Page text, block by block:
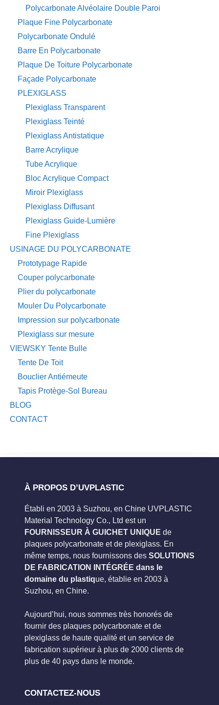
Polycarbonate Alvéolaire Double Paroi
Plaque Fine Polycarbonate
Polycarbonate Ondulé
Barre En Polycarbonate
Plaque De Toiture Polycarbonate
Façade Polycarbonate
PLEXIGLASS
Plexiglass Transparent
Plexiglass Teinté
Plexiglass Antistatique
Barre Acrylique
Tube Acrylique
Bloc Acrylique Compact
Miroir Plexiglass
Plexiglass Diffusant
Plexiglass Guide-Lumière
Fine Plexiglass
USINAGE DU POLYCARBONATE
Prototypage Rapide
Couper polycarbonate
Plier du polycarbonate
Mouler Du Polycarbonate
Impression sur polycarbonate
Plexiglass sur mesure
VIEWSKY Tente Bulle
Tente De Toit
Bouclier Antiémeute
Tapis Protège-Sol Bureau
BLOG
CONTACT
À PROPOS D’UVPLASTIC
Établi en 2003 à Suzhou, en Chine UVPLASTIC
Material Technology Co., Ltd est un
FOURNISSEUR À GUICHET UNIQUE de
plaques polycarbonate et de plexiglass. En
même temps, nous fournissons des SOLUTIONS
DE FABRICATION INTÉGRÉE dans le
domaine du plastique, établie en 2003 à
Suzhou, en Chine.
Aujourd’hui, nous sommes très honorés de
fournir des plaques polycarbonate et de
plexiglass de haute qualité et un service de
fabrication supérieur à plus de 2000 clients de
plus de 40 pays dans le monde.
CONTACTEZ-NOUS